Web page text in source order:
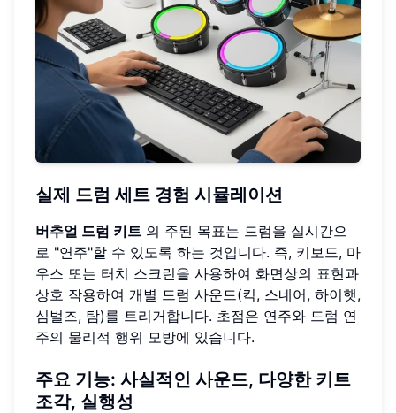
실제 드럼 세트 경험 시뮬레이션
버추얼 드럼 키트 의 주된 목표는 드럼을 실시간으
로 "연주"할 수 있도록 하는 것입니다. 즉, 키보드, 마
우스 또는 터치 스크린을 사용하여 화면상의 표현과
상호 작용하여 개별 드럼 사운드(킥, 스네어, 하이햇,
심벌즈, 탐)를 트리거합니다. 초점은 연주와 드럼 연
주의 물리적 행위 모방에 있습니다.
주요 기능: 사실적인 사운드, 다양한 키트
조각, 실행성